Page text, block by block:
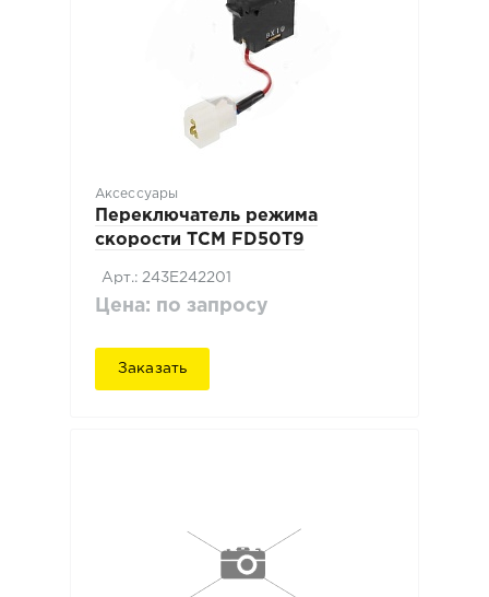
Аксессуары
Переключатель режима
скорости TCM FD50T9
Арт.: 243E242201
Цена: по запросу
Заказать